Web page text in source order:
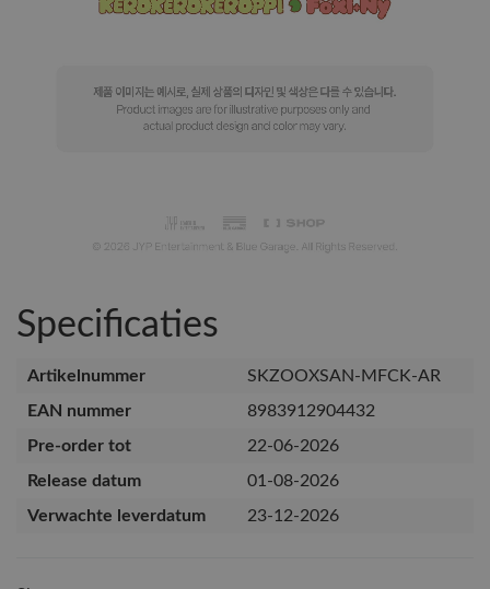
Specificaties
Artikelnummer
SKZOOXSAN-MFCK-AR
EAN nummer
8983912904432
Pre-order tot
22-06-2026
Release datum
01-08-2026
Verwachte leverdatum
23-12-2026